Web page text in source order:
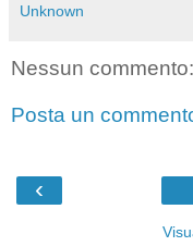
Unknown
Nessun commento:
Posta un
‹